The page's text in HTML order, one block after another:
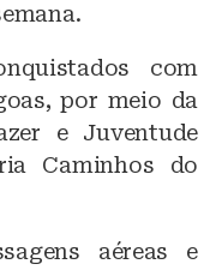
com
por meio da
e Juventude
Caminhos do
aéreas e